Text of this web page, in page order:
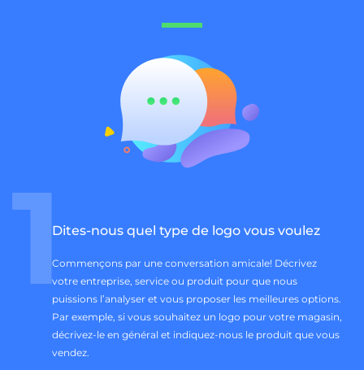
1Dites-nous quel type de logo vous voulez
Commençons par une conversation amicale! Décrivez
votre entreprise, service ou produit pour que nous
puissions l’analyser et vous proposer les meilleures options.
Par exemple, si vous souhaitez un logo pour votre magasin,
décrivez-le en général et indiquez-nous le produit que vous
vendez.